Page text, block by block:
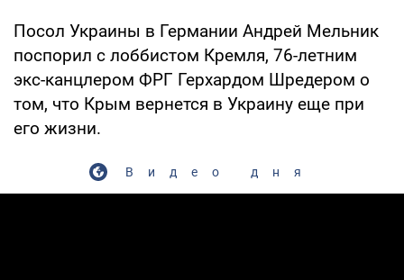
Посол Украины в Германии Андрей Мельник
поспорил с лоббистом Кремля, 76-летним
экс-канцлером ФРГ Герхардом Шредером о
том, что Крым вернется в Украину еще при
его жизни.
Видео дня